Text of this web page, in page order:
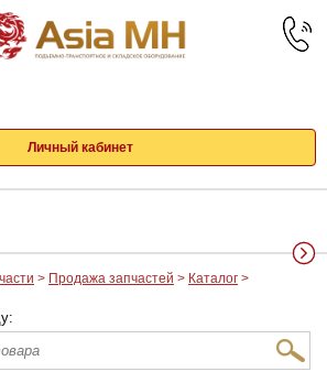
Личный кабинет
> Продажа запчастей > Каталог >